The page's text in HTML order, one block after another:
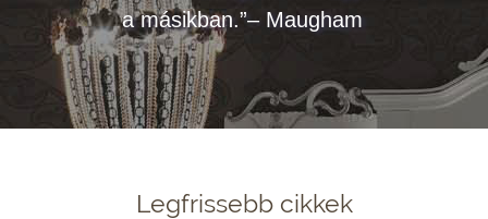
a másikban.”– Maugham
Legfrissebb cikkek